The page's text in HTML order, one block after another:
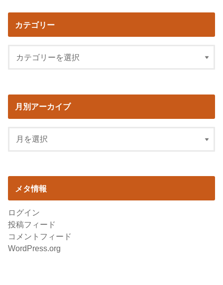
カテゴリー
月別アーカイブ
メタ情報
ログイン
投稿フィード
コメントフィード
WordPress.org